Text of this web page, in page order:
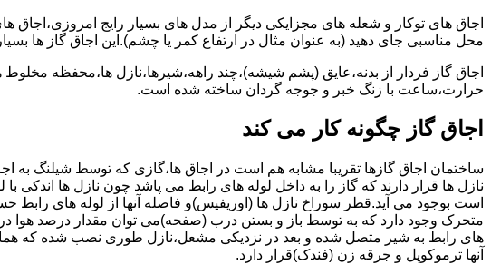
اجاق های توکار و شعله های مجزایکی دیگر از مدل های بسیار رایج امروزی،اجاق
محل مناسبی جای دهید (به عنوان مثال در ارتفاع کمر یا چشم).این اجاق گاز ها
اجاق گاز فردار از بدنه،عایق (پشم شیشه)،چند راهه،شیرها،نازل ها،محفظه
حرارت،ساعت با زنگ خبر و جوجه گردان ساخته شده است.
اجاق گاز چگونه کار می کند
ساختمان اجاق گازها تقریبا مشابه هم است در اجاق ها،گازی که توسط شیلنگ به
نازل ها قرار دارند که گاز را به داخل لوله های رابط می پاشد چون نازل ها اندکی
است بوجود می آید.قطر سوراخ نازل ها (اوریفیس)و فاصله آنها از لوله های رابط
متحرک وجود دارد که به توسط باز و بستن درب (صفحه)می توان مقدار درصد هوا در
های رابط به شیر متصل شده و بعد در نزدیکی مشعل،نازل طوری نصب شده که
آنها ترموکوپل و جرقه زن (فندک)قرار دارد.